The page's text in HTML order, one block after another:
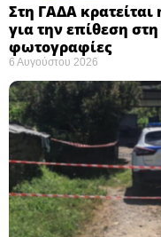
Στη ΓΑΔΑ κρατείται
για την επίθεση
φωτογραφίες
6 Αυγούστου 2026